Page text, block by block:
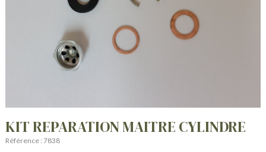
KIT REPARATION MAITRE CYLINDRE
Référence : 7838